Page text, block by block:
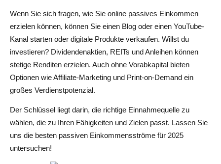
verdienen?
Ist passives Einkommen wirklich ohne weiteres möglich?
Wenn Sie sich fragen, wie Sie online passives Einkommen
erzielen können, können Sie einen Blog oder einen YouTube-
Kanal starten oder digitale Produkte verkaufen. Willst du
investieren? Dividendenaktien, REITs und Anleihen können
stetige Renditen erzielen. Auch ohne Vorabkapital bieten
Optionen wie Affiliate-Marketing und Print-on-Demand ein
großes Verdienstpotenzial.
Der Schlüssel liegt darin, die richtige Einnahmequelle zu
wählen, die zu Ihren Fähigkeiten und Zielen passt. Lassen Sie
uns die besten passiven Einkommensströme für 2025
untersuchen!